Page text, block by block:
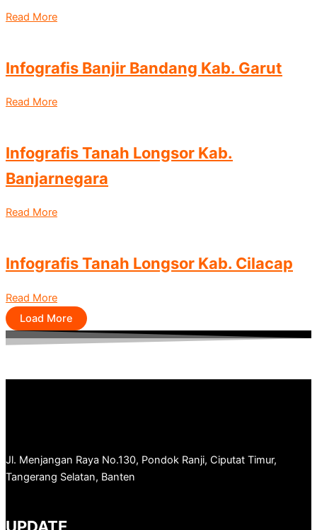
Read More
Infografis Banjir Bandang Kab. Garut
Read More
Infografis Tanah Longsor Kab.
Banjarnegara
Read More
Infografis Tanah Longsor Kab. Cilacap
Read More
Load More
Jl. Menjangan Raya No.130, Pondok Ranji, Ciputat Timur,
Tangerang Selatan, Banten
UPDATE